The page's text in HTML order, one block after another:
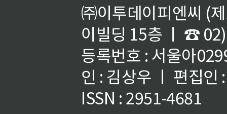
㈜이투데이피엔씨 (
이빌딩 15층 ㅣ ☎
등록번호 : 서울아
인 : 김상우 ㅣ 편집인
ISSN : 2951-4681